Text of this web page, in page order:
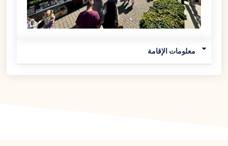
معلومات الإقامة